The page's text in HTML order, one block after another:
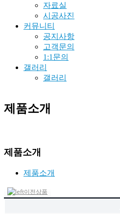
자료실
시공사진
커뮤니티
공지사항
고객문의
1:1문의
갤러리
갤러리
제품소개
제품소개
제품소개
이전상품